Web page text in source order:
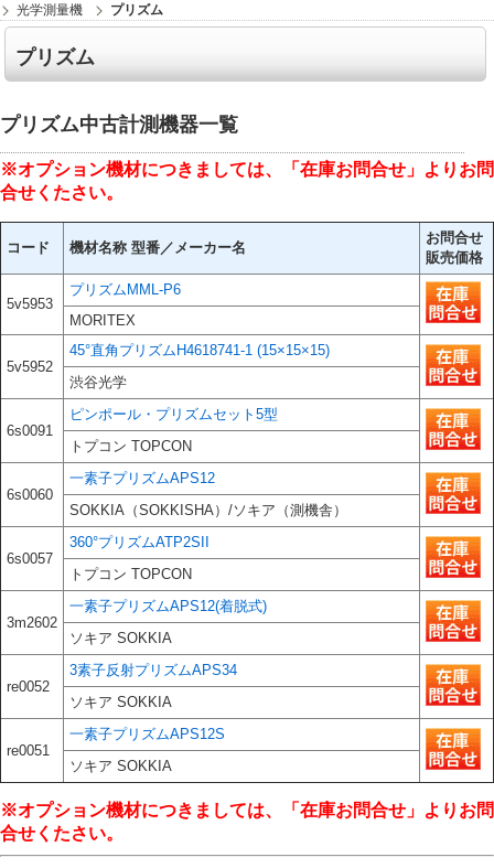
光学測量機
プリズム
プリズム
プリズム中古計測機器一覧
※オプション機材につきましては、「在庫お問合せ」よりお問
合せくたさい。
コード 機材名称 型番／メーカー名
お問合せ
販売価格
5v5953
プリズムMML-P6
MORITEX
5v5952
45°直角プリズムH4618741-1 (15×15×15)
渋谷光学
6s0091
ピンポール・プリズムセット5型
トプコン TOPCON
6s0060
一素子プリズムAPS12
SOKKIA（SOKKISHA）/ソキア（測機舎）
6s0057
360°プリズムATP2SII
トプコン TOPCON
3m2602
一素子プリズムAPS12(着脱式)
ソキア SOKKIA
re0052
3素子反射プリズムAPS34
ソキア SOKKIA
re0051
一素子プリズムAPS12S
ソキア SOKKIA
※オプション機材につきましては、「在庫お問合せ」よりお問
合せくたさい。